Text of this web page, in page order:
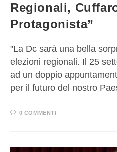
Regionali,
Protagonista”
"La Dc sarà una bella
elezioni regionali. Il 25
ad un doppio
per il futuro del nostro
0 COMMENTI